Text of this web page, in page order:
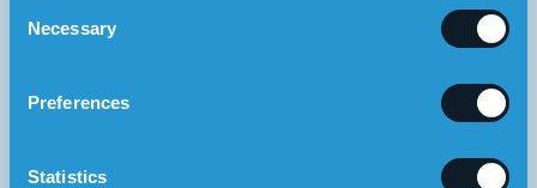
Necessary
Preferences
Statistics
Om situationen inte är akut försöker larmcentralen få
situationen akut kopplas samtalet vidare till SOS Alarm.